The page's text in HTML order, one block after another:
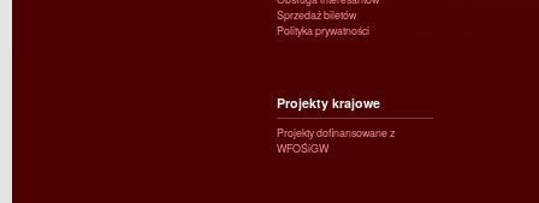
Sprzedaż biletów
Polityka prywatności
Projekty krajowe
Projekty dofinansowane z
WFOŚiGW